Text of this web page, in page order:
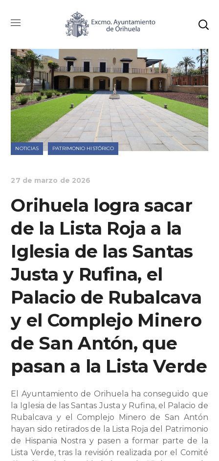
NOTICIAS PATRIMONIO HISTÓRICO
27 de marzo de 2026
Orihuela logra sacar
de la Lista Roja a la
Iglesia de las Santas
Justa y Rufina, el
Palacio de Rubalcava
y el Complejo Minero
de San Antón, que
pasan a la Lista Verde
El Ayuntamiento de Orihuela ha conseguido que
la Iglesia de las Santas Justa y Rufina, el Palacio de
Rubalcava y el Complejo Minero de San Antón
hayan sido retirados de la Lista Roja del Patrimonio
de Hispania Nostra y pasen a formar parte de la
Lista Verde, tras la revisión realizada por el Comité